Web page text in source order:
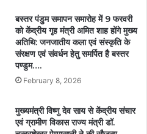
बस्तर पंडुम समापन समारोह में 9 फरवरी
को केंद्रीय गृह मंत्री अमित शाह होंगे मुख्य
अतिथि: जनजातीय कला एवं संस्कृति के
संरक्षण एवं संवर्धन हेतु समर्पित है बस्तर
पण्डुम….
February 8, 2026
मुख्यमंत्री विष्णु देव साय से केंद्रीय संचार
एवं ग्रामीण विकास राज्य मंत्री डॉ.